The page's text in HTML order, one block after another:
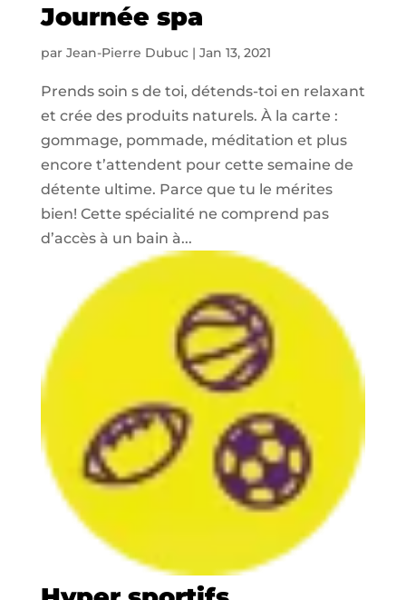
Journée spa
par Jean-Pierre Dubuc| Jan 13, 2021
Prends soin s de toi, détends-toi en relaxant
et crée des produits naturels. À la carte :
gommage, pommade, méditation et plus
encore t’attendent pour cette semaine de
détente ultime. Parce que tu le mérites
bien! Cette spécialité ne comprend pas
d’accès à un bain à...